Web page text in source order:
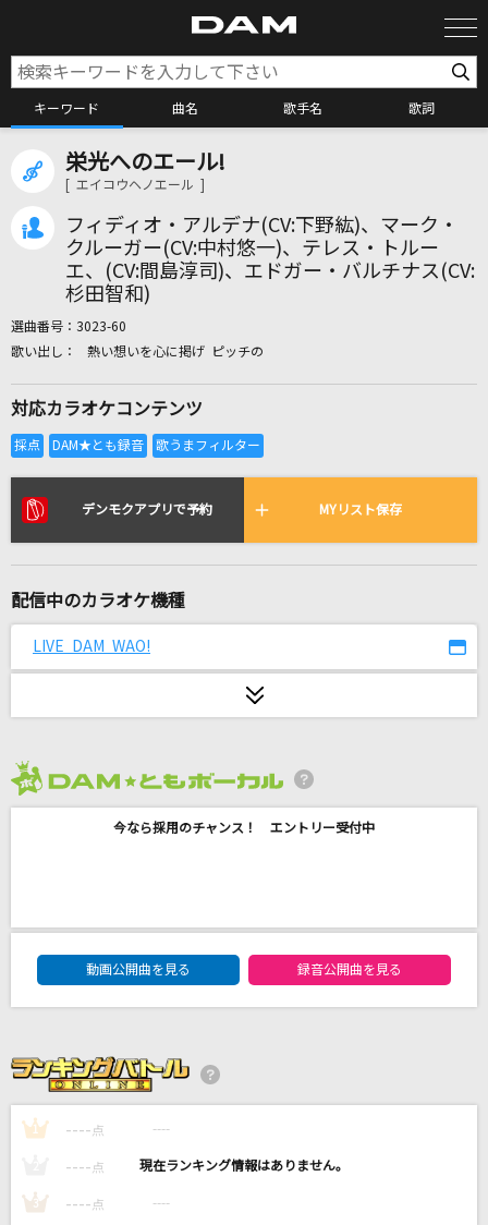
キーワード 曲名 歌手名 歌詞
カラオケ検索
カラオケ店舗検索
全国りれき
リアルタイムで歌われている曲の一覧
[生音]ゆうこ
村下孝蔵
いしだあゆみ
Mr.Children
[生音]君が好き
Mr.Children
栄光へのエール!
[ エイコウヘノエール ]
フィディオ・アルデナ(CV:下野紘)、マーク・
クルーガー(CV:中村悠一)、テレス・トルー
エ、(CV:間島淳司)、エドガー・バルチナス(CV:
杉田智和)
選曲番号： 3023-60
熱い想いを心に掲げ ピッチの
対応カラオケコンテンツ
デンモクアプリで予約 MYリスト保存
配信中のカラオケ機種
LIVE DAM WAO!
今なら採用のチャンス！ エントリー受付中
DAM★ともボーカルエントリーランキング
動画公開曲を見る
録音公開曲を見る
1 ---- 点 ----
---- 点 ----
3 ---- 点 ----